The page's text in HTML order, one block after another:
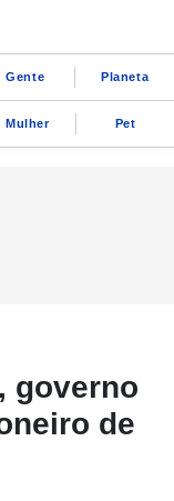
Gente Planeta
Mulher Pet
governo
de